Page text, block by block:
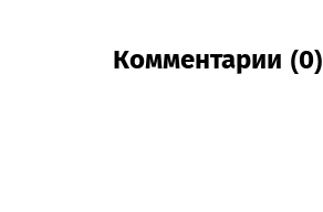
Комментарии (0)